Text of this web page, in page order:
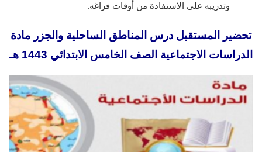
وتدريبه على الاستفادة من أوقات فراغه.
تحضير المستقبل درس المناطق الساحلية والجزر مادة
الدراسات الاجتماعية الصف الخامس الابتدائي 1443 هـ